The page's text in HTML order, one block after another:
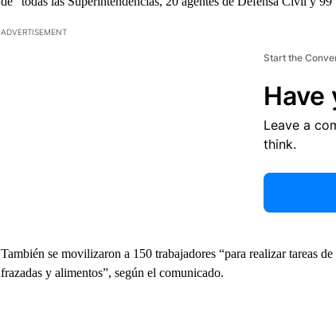
ADVERTISEMENT
Start the
Have
Leave a
think.
También se movilizaron a 150 trabajadores “para realizar tareas
frazadas y alimentos”, según el comunicado.